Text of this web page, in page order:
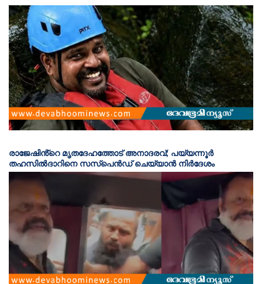
രാജേഷിൻ്റെ മൃതദേഹത്തോട് അനാദരവ്; പയ്യന്നൂർ
തഹസിൽദാറിനെ സസ്പെൻഡ് ചെയ്യാൻ നിർദേശം